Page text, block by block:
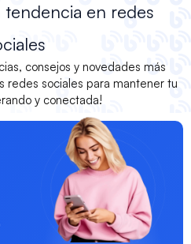
en redes
consejos y novedades más
redes sociales para mantener tu
y conectada!